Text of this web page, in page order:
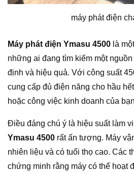
máy phát điện
Máy phát điện Ymasu 4500 là
những ai đang tìm kiếm một
định và hiệu quả. Với công suất
cung cấp đủ điện năng cho hầu
hoặc công việc kinh doanh của
Điều đáng chú ý là hiệu suất làm
Ymasu 4500 rất ấn tượng. Máy
nhiên liệu và có tuổi thọ cao. Các
chứng minh rằng máy có thể hoạt